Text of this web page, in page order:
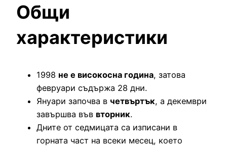
Общи
характеристики
1998 не е високосна година, затова
февруари съдържа 28 дни.
Януари започва в четвъртък, а декември
завършва във вторник.
Дните от седмицата са изписани в
горната част на всеки месец, което